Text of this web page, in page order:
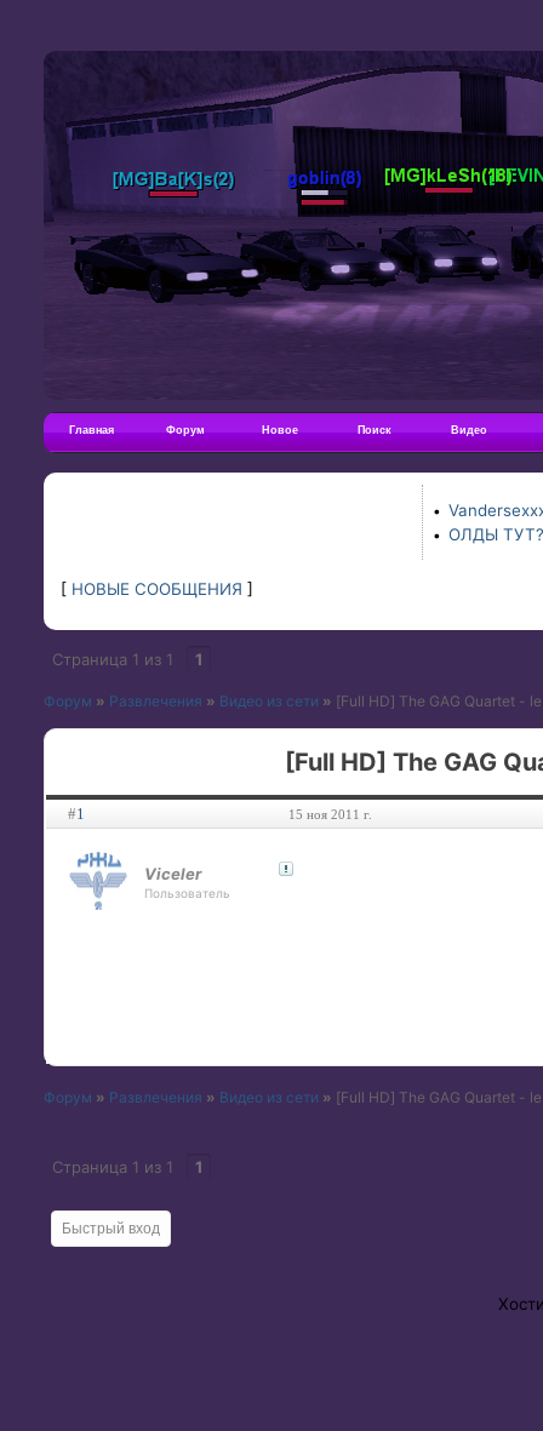
Главная Форум Новое Поиск Видео
•
• ОЛДЫ
[ НОВЫЕ СООБЩЕНИЯ ]
Страница 1 из 1 1
Форум » Развлечения » Видео из сети » [Full HD] The GAG Quartet -
[Full HD] The GAG
#1 15 ноя 2011 г.
Viceler
Пользователь
Форум » Развлечения » Видео из сети » [Full HD] The GAG Quartet -
Страница 1 из 1 1